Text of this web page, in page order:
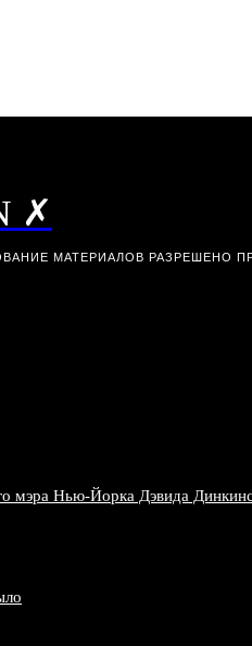
✗
МАТЕРИАЛОВ РАЗРЕШЕНО
мэра Нью-Йорка Дэвида